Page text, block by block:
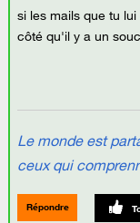
si les mails que tu
côté qu'il y a un
Le monde est
ceux qui
Répondre